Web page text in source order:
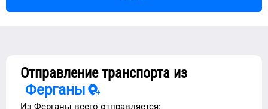
Отправление транспорта из
Ферганы
Из Ферганы всего отправляется: